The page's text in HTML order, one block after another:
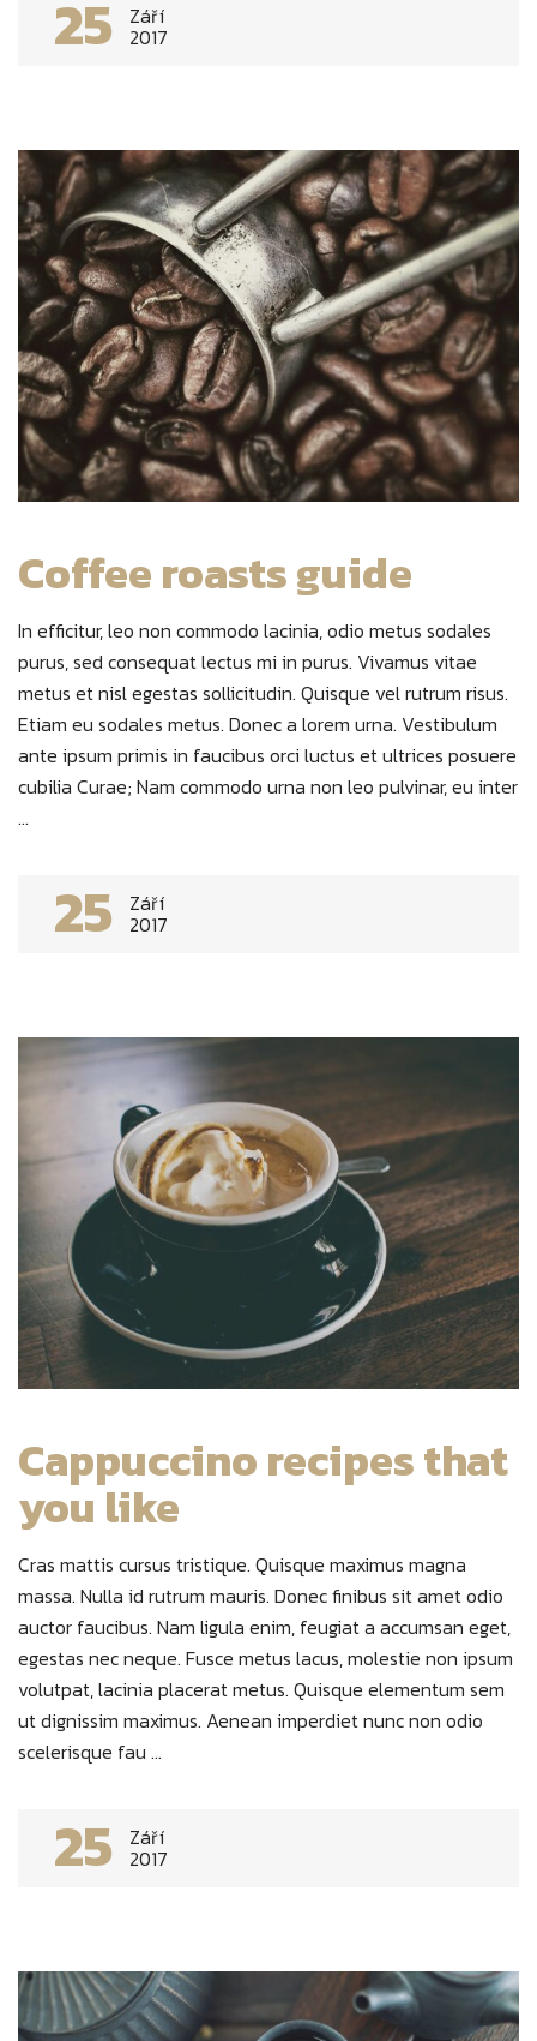
25 Září
2017
Coffee roasts guide
In efficitur, leo non commodo lacinia, odio metus sodales
purus, sed consequat lectus mi in purus. Vivamus vitae
metus et nisl egestas sollicitudin. Quisque vel rutrum risus.
Etiam eu sodales metus. Donec a lorem urna. Vestibulum
ante ipsum primis in faucibus orci luctus et ultrices posuere
cubilia Curae; Nam commodo urna non leo pulvinar, eu inter
...
25 Září
2017
Cappuccino recipes that
you like
Cras mattis cursus tristique. Quisque maximus magna
massa. Nulla id rutrum mauris. Donec finibus sit amet odio
auctor faucibus. Nam ligula enim, feugiat a accumsan eget,
egestas nec neque. Fusce metus lacus, molestie non ipsum
volutpat, lacinia placerat metus. Quisque elementum sem
ut dignissim maximus. Aenean imperdiet nunc non odio
scelerisque fau ...
25 Září
2017